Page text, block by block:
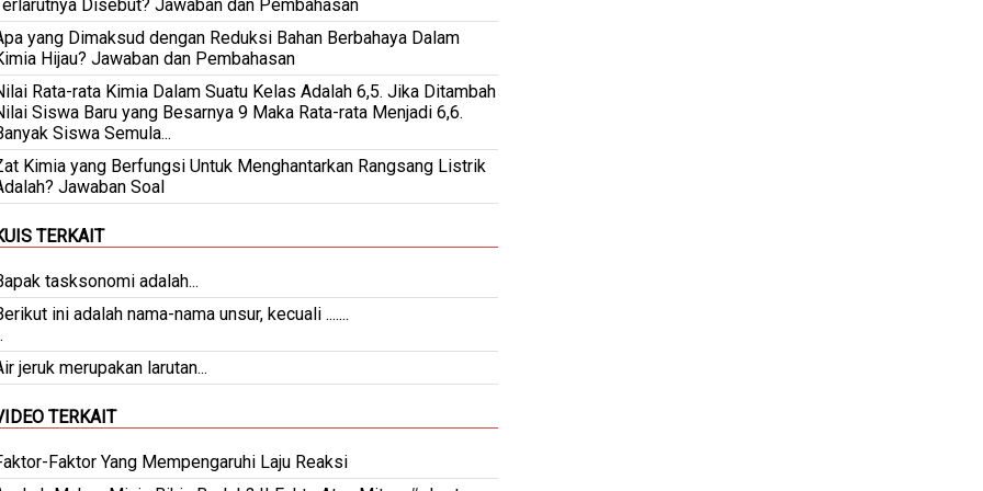
Disebut? Jawaban dan Pembahasan
yang Dimaksud dengan Reduksi Bahan Berbahaya Dalam
Hijau? Jawaban dan Pembahasan
Rata-rata Kimia Dalam Suatu Kelas Adalah 6,5. Jika Ditambah
Siswa Baru yang Besarnya 9 Maka Rata-rata Menjadi 6,6.
Siswa Semula...
Kimia yang Berfungsi Untuk Menghantarkan Rangsang Listrik
Jawaban Soal
TERKAIT
tasksonomi adalah...
ini adalah nama-nama unsur, kecuali .......
jeruk merupakan larutan...
TERKAIT
Faktor Yang Mempengaruhi Laju Reaksi